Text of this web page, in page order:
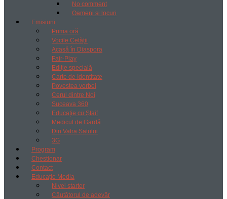
No comment
Oameni si locuri
Emisiuni
Prima oră
Vocile Cetății
Acasă în Diaspora
Fair-Play
Ediție specială
Carte de Identitate
Povestea vorbei
Cerul dintre Noi
Suceava 360
Educație cu Ștaif
Medicul de Gardă
Din Vatra Satului
3G
Program
Chestionar
Contact
Educație Media
Nivel starter
Căutătorul de adevăr